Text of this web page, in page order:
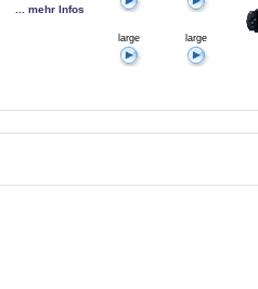
... mehr Infos
large large